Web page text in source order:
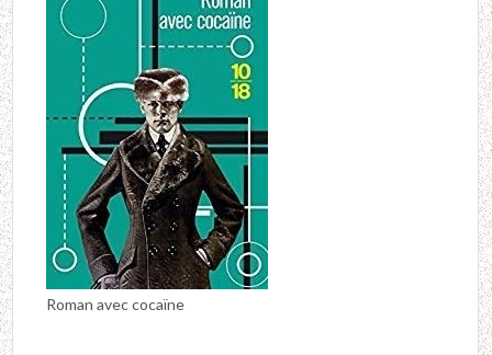
Roman avec cocaïne